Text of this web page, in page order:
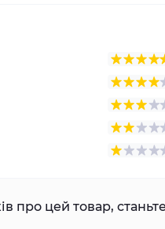
про цей товар,